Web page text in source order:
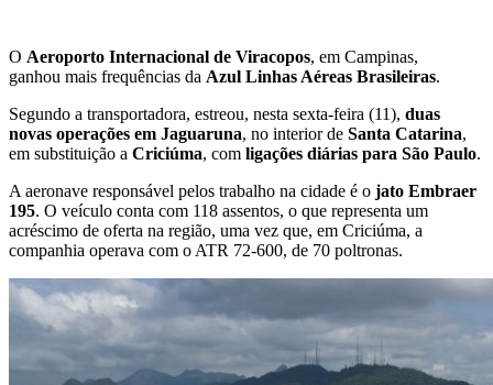
O Aeroporto Internacional de Viracopos, em Campinas,
ganhou mais frequências da Azul Linhas Aéreas Brasileiras.
Segundo a transportadora, estreou, nesta sexta-feira (11), duas
novas operações em Jaguaruna, no interior de Santa Catarina,
em substituição a Criciúma, com ligações diárias para São Paulo.
A aeronave responsável pelos trabalho na cidade é o jato Embraer
195. O veículo conta com 118 assentos, o que representa um
acréscimo de oferta na região, uma vez que, em Criciúma, a
companhia operava com o ATR 72-600, de 70 poltronas.